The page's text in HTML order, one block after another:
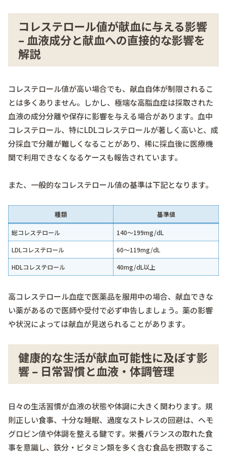
コレステロール値が献血に与える影響
– 血液成分と献血への直接的な影響を
解説
コレステロール値が高い場合でも、献血自体が制限されるこ
とは多くありません。しかし、極端な高脂血症は採取された
血液の成分分離や保存に影響を与える場合があります。血中
コレステロール、特にLDLコレステロールが著しく高いと、成
分採血で分離が難しくなることがあり、稀に採血後に医療機
関で利用できなくなるケースも報告されています。
また、一般的なコレステロール値の基準は下記となります。
種類 基準値
総コレステロール
140～199mg/dL
LDLコレステロール
60～119mg/dL
HDLコレステロール
40mg/dL以上
高コレステロール血症で医薬品を服用中の場合、献血できな
い薬があるので医師や受付で必ず申告しましょう。薬の影響
や状況によっては献血が見送られることがあります。
健康的な生活が献血可能性に及ぼす影
響 – 日常習慣と血液・体調管理
日々の生活習慣が血液の状態や体調に大きく関わります。規
則正しい食事、十分な睡眠、過度なストレスの回避は、ヘモ
グロビン値や体調を整える鍵です。栄養バランスの取れた食
事を意識し、鉄分・ビタミン類を多く含む食品を摂取するこ